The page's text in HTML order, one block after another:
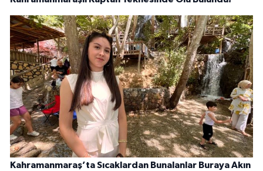
Kahramanmaraş’ta Sıcaklardan Bunalanlar Buraya Akın